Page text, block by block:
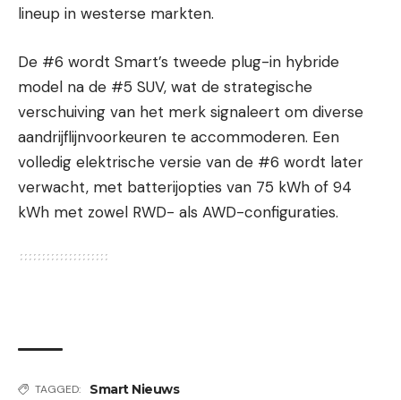
lineup in westerse markten.
De #6 wordt Smart’s tweede plug-in hybride
model na de #5 SUV, wat de strategische
verschuiving van het merk signaleert om diverse
aandrijflijnvoorkeuren te accommoderen. Een
volledig elektrische versie van de #6 wordt later
verwacht, met batterijopties van 75 kWh of 94
kWh met zowel RWD- als AWD-configuraties.
TAGGED: Smart Nieuws